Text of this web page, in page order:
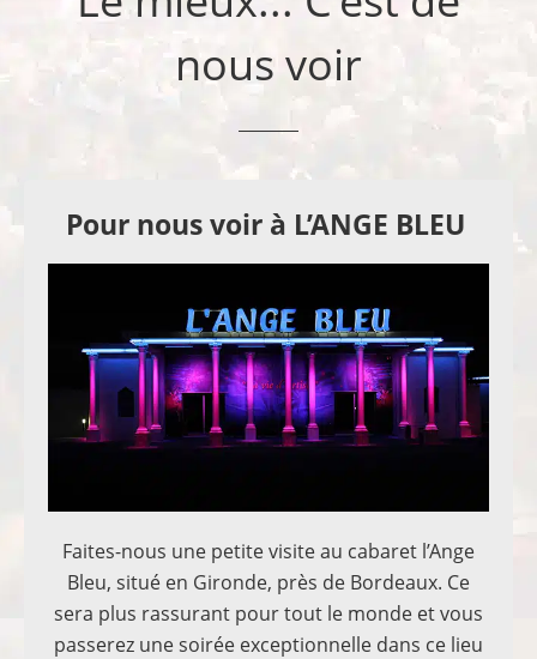
nous voir
Pour nous voir à L’ANGE BLEU
Faites-nous une petite visite au cabaret l’Ange
Bleu, situé en Gironde, près de Bordeaux. Ce
sera plus rassurant pour tout le monde et vous
passerez une soirée exceptionnelle dans ce lieu